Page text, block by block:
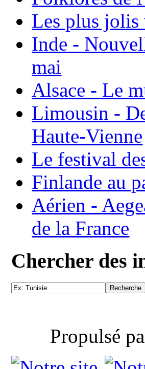
Les plus jolis
Inde -
mai
Alsace - Le
Limousin -
Haute-Vienne
Le festival
Finlande au
Aérien -
de la France
Chercher des
Propulsé